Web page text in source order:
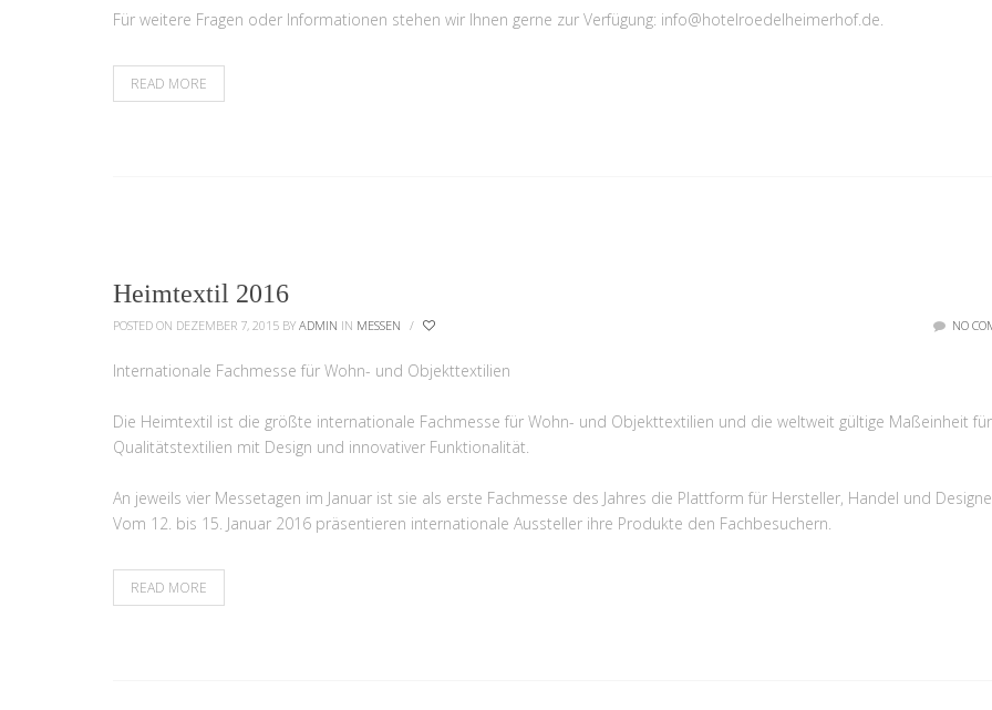
Für weitere Fragen oder Informationen stehen wir Ihnen gerne zur Verfügung: info@hotelroedelheimerhof.de.
READ MORE
Heimtextil 2016
POSTED ON DEZEMBER 7, 2015 BY ADMIN IN MESSEN / NO
Internationale Fachmesse für Wohn- und Objekttextilien
Die Heimtextil ist die größte internationale Fachmesse für Wohn- und Objekttextilien und die weltweit gültige Maßeinheit für
Qualitätstextilien mit Design und innovativer Funktionalität.
An jeweils vier Messetagen im Januar ist sie als erste Fachmesse des Jahres die Plattform für Hersteller, Handel und
Vom 12. bis 15. Januar 2016 präsentieren internationale Aussteller ihre Produkte den Fachbesuchern.
READ MORE